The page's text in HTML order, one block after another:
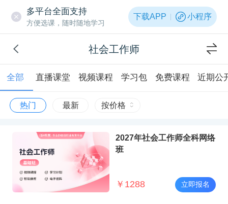
多平台全面支持
方便选课，随时随地学习
下载APP 小程序
社会工作师
全部 直播课堂 视频课程 学习包 免费课程 近期公
热门 最新 按价格
2027年社会工作师全科网络
班
￥ 1288 立即报名